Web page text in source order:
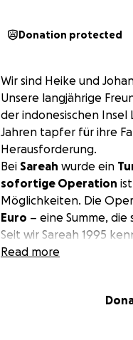
Donation protected
Wir sind Heike und
Unsere langjährige
der indonesischen
Jahren tapfer für ihre
Herausforderung.
Bei Sareah wurde ein
sofortige Operation
Möglichkeiten. Die
Euro – eine Summe,
Seit wir Sareah 1995
diesmal brauchen wir
Seite zu stehen. Mori
Read more